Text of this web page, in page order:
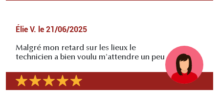
Élie V. le 21/06/2025
Malgré mon retard sur les lieux le
technicien a bien voulu m'attendre un peu